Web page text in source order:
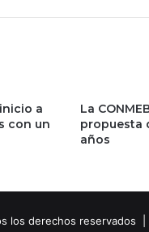
a
con un
La
propuesta
años
los derechos reservados |